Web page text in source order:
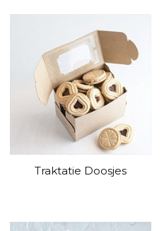
Traktatie Doosjes